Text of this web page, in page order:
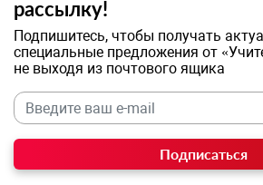
рассылку!
Подпишитесь, чтобы получать
специальные предложения от
не выходя из почтового ящика
Подписаться